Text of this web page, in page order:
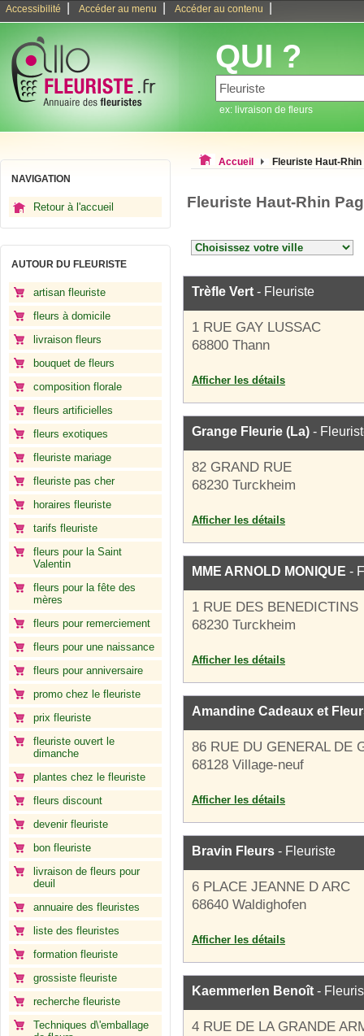
Accessibilité Accéder au menu Accéder au contenu
QUI ?
ex: livraison de fleurs
NAVIGATION
Retour à l'accueil
AUTOUR DU FLEURISTE
artisan fleuriste
fleurs à domicile
livraison fleurs
bouquet de fleurs
composition florale
fleurs artificielles
fleurs exotiques
fleuriste mariage
fleuriste pas cher
horaires fleuriste
tarifs fleuriste
fleurs pour la Saint
Valentin
fleurs pour la fête des
mères
fleurs pour remerciement
fleurs pour une naissance
fleurs pour anniversaire
promo chez le fleuriste
prix fleuriste
fleuriste ouvert le
dimanche
plantes chez le fleuriste
fleurs discount
devenir fleuriste
bon fleuriste
livraison de fleurs pour
deuil
annuaire des fleuristes
liste des fleuristes
formation fleuriste
grossiste fleuriste
recherche fleuriste
Techniques d\'emballage
Accueil Fleuriste Haut-Rhin
Fleuriste Haut-Rhin
Trèfle Vert - Fleuriste
1 RUE GAY LUSSAC
68800 Thann
Afficher les détails
Grange Fleurie (La) -
82 GRAND RUE
68230 Turckheim
Afficher les détails
MME ARNOLD MONIQUE -
1 RUE DES BENEDICTINS
68230 Turckheim
Afficher les détails
Amandine Cadeaux et
86 RUE DU GENERAL DE
68128 Village-neuf
Afficher les détails
Bravin Fleurs - Fleuriste
6 PLACE JEANNE D ARC
68640 Waldighofen
Afficher les détails
Kaemmerlen Benoît -
4 RUE DE LA GRANDE